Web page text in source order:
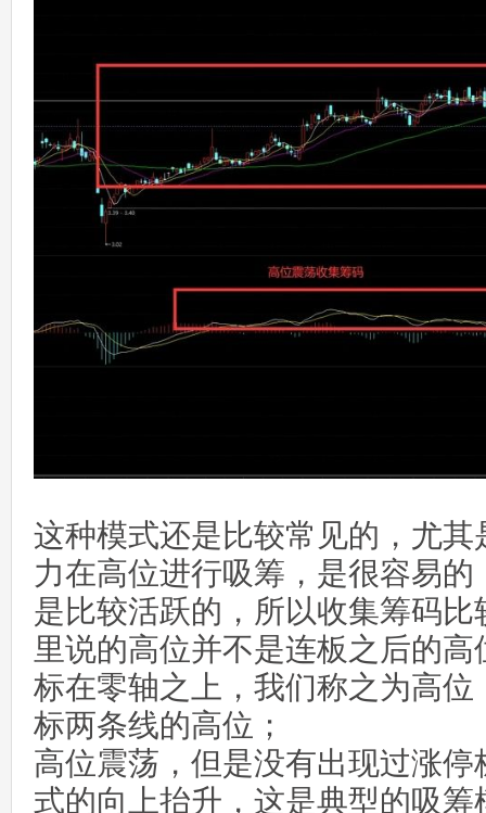
这种模式还是比较常见的，尤
力在高位进行吸筹，是很容易
是比较活跃的，所以收集筹码比
里说的高位并不是连板之后的
标在零轴之上，我们称之为高
标两条线的高位；
高位震荡，但是没有出现过涨
式的向上抬升，这是典型的吸